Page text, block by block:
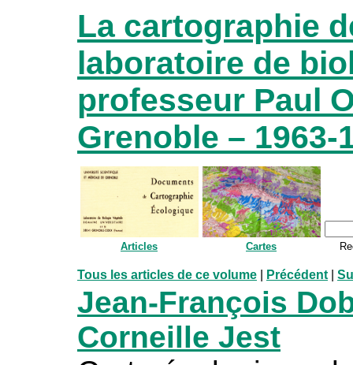
La cartographie
laboratoire de
professeur Paul
Grenoble – 1963-
Articles Cartes
Tous les articles de ce volume Précédent
Jean-François
Corneille Jest